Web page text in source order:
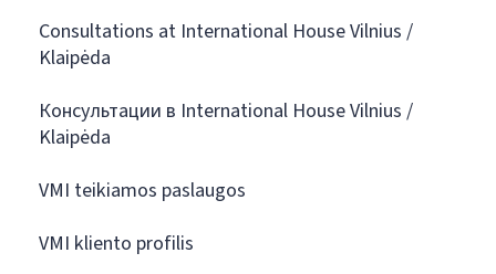
Consultations at International House Vilnius /
Klaipėda
Консультации в International House Vilnius /
Klaipėda
VMI teikiamos paslaugos
VMI kliento profilis